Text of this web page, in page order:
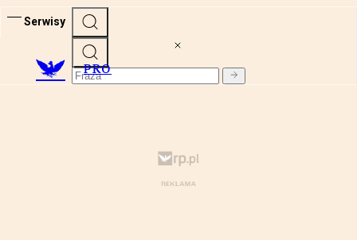
Serwisy
PRO